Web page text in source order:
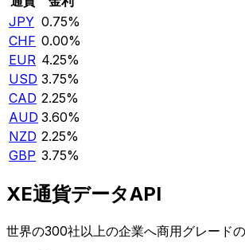
JPY 0.75%
CHF 0.00%
EUR 4.25%
USD 3.75%
CAD 2.25%
AUD 3.60%
NZD 2.25%
GBP 3.75%
XE通貨データAPI
世界の300社以上の企業へ商用グレード